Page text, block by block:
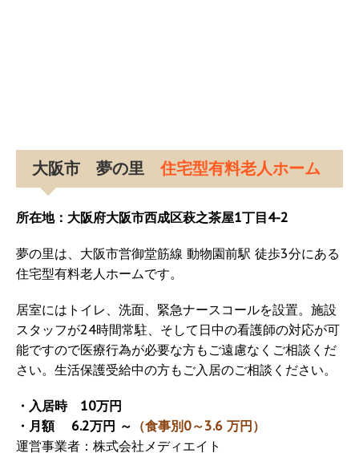
大阪市 夢の里 住宅型有料老人ホーム
所在地：大阪府大阪市西成区萩之茶屋1丁目4-2
夢の里は、大阪市営御堂筋線 動物園前駅 徒歩3分にある
住宅型有料老人ホームです。
居室にはトイレ、洗面、緊急ナースコールを設置。施設
スタッフが24時間常駐、そして日中の看護師の対応が可
能ですので医療行為が必要な方もご遠慮なくご相談くだ
さい。生活保護受給中の方もご入居のご相談ください。
・入居時 10万円
・月額 6.2万円 ～ （食事別0～3.6 万円）
運営事業者：株式会社メディエイト